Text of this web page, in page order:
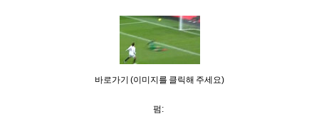
바로가기 (이미지를 클릭해 주세요)
펌: